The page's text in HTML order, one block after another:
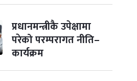
३, २०८३-Oct 20, 2026
४, २०८३-Oct 21, 2026
प्रधानमन्त्रीकै उपेक्षामा
परेको परम्परागत नीति–
कार्यक्रम